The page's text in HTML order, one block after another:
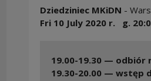
Dziedziniec MKiDN -
Fri 10 July 2020r. g.
19.00-19.30 — odbiór
19.30-20.00 — wstęp